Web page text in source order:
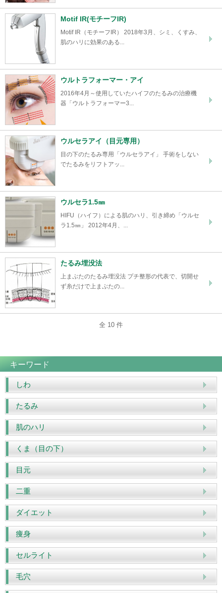
Motif IR(モチーフIR)
Motif IR（モチーフIR） 2018年3月、シミ、くすみ、
肌のハリに効果のある...
ウルトラフォーマー・アイ
2016年4月～使用していたハイフのたるみの治療機
器「ウルトラフォーマー3...
ウルセラアイ（目元専用）
目の下のたるみ専用「ウルセラアイ」 手術をしない
でたるみをリフトアッ...
ウルセラ1.5㎜
HIFU（ハイフ）による肌のハリ、引き締め「ウルセ
ラ1.5㎜」 2012年4月、...
たるみ埋没法
上まぶたのたるみ埋没法 プチ整形の代表で、切開せ
ず糸だけで上まぶたの...
全 10 件
キーワード
しわ
たるみ
肌のハリ
くま（目の下）
目元
二重
ダイエット
痩身
セルライト
毛穴